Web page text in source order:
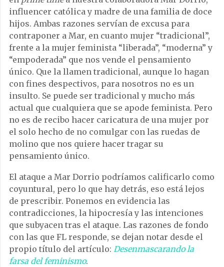
influencer católica y madre de una familia de doce
hijos. Ambas razones servían de excusa para
contraponer a Mar, en cuanto mujer “tradicional”,
frente a la mujer feminista “liberada”, “moderna” y
“empoderada” que nos vende el pensamiento
único. Que la llamen tradicional, aunque lo hagan
con fines despectivos, para nosotros no es un
insulto. Se puede ser tradicional y mucho más
actual que cualquiera que se apode feminista. Pero
no es de recibo hacer caricatura de una mujer por
el solo hecho de no comulgar con las ruedas de
molino que nos quiere hacer tragar su
pensamiento único.
El ataque a Mar Dorrio podríamos calificarlo como
coyuntural, pero lo que hay detrás, eso está lejos
de prescribir. Ponemos en evidencia las
contradicciones, la hipocresía y las intenciones
que subyacen tras el ataque. Las razones de fondo
con las que FL responde, se dejan notar desde el
propio título del artículo: Desenmascarando la
farsa del feminismo.